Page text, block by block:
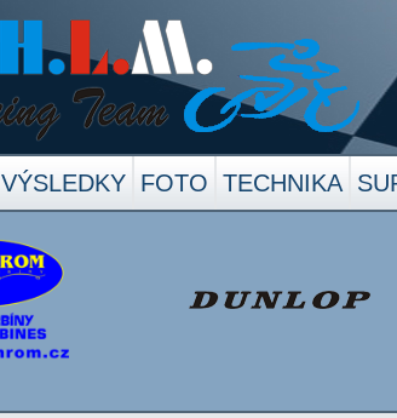
VÝSLEDKY FOTO TECHNIKA